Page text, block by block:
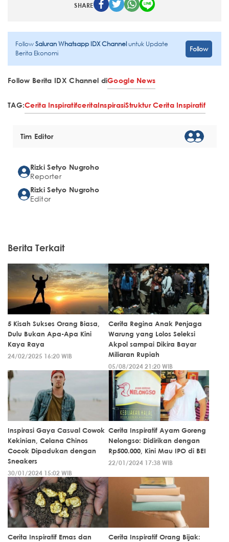
SHARE
FollowSaluran Whatsapp IDX Channeluntuk Update
Berita Ekonomi
Follow
Follow Berita IDX Channel diGoogle News
TAG:Cerita InspiratifceritaInspirasiStruktur Cerita Inspiratif
Tim Editor
Rizki Setyo Nugroho
Reporter
Rizki Setyo Nugroho
Editor
Berita Terkait
5 Kisah Sukses Orang Biasa,
Dulu Bukan Apa-Apa Kini
Kaya Raya
24/02/2025 16:20 WIB
Cerita Regina Anak Penjaga
Warung yang Lolos Seleksi
Akpol sampai Dikira Bayar
Miliaran Rupiah
05/08/2024 21:20 WIB
Inspirasi Gaya Casual Cowok
Kekinian, Celana Chinos
Cocok Dipadukan dengan
Sneakers
30/01/2024 15:02 WIB
Cerita Inspiratif Ayam Goreng
Nelongso: Didirikan dengan
Rp500.000, Kini Mau IPO di BEI
22/01/2024 17:38 WIB
Cerita Inspiratif Emas dan
Cerita Inspiratif Orang Bijak: